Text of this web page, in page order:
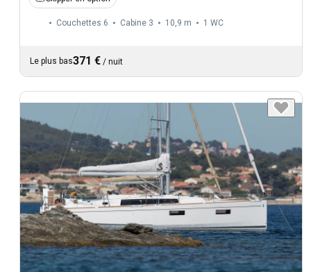
Couchettes 6 Cabine 3 10,9 m 1 WC
Le plus bas371 € / nuit